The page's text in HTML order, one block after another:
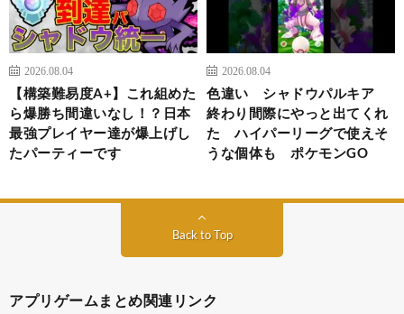
2026.08.04
【構築難易度A+】これ組めた
ら爆勝ち間違いなし！？日本
最強プレイヤー達が爆上げし
たパーティーです
2026.08.04
色違い シャドウパルキア
終わり間際にやっと出てくれ
た ハイパーリーグで使えそ
うな個体も ポケモンGO
Back to Top
アプリゲームまとめ関連リンク